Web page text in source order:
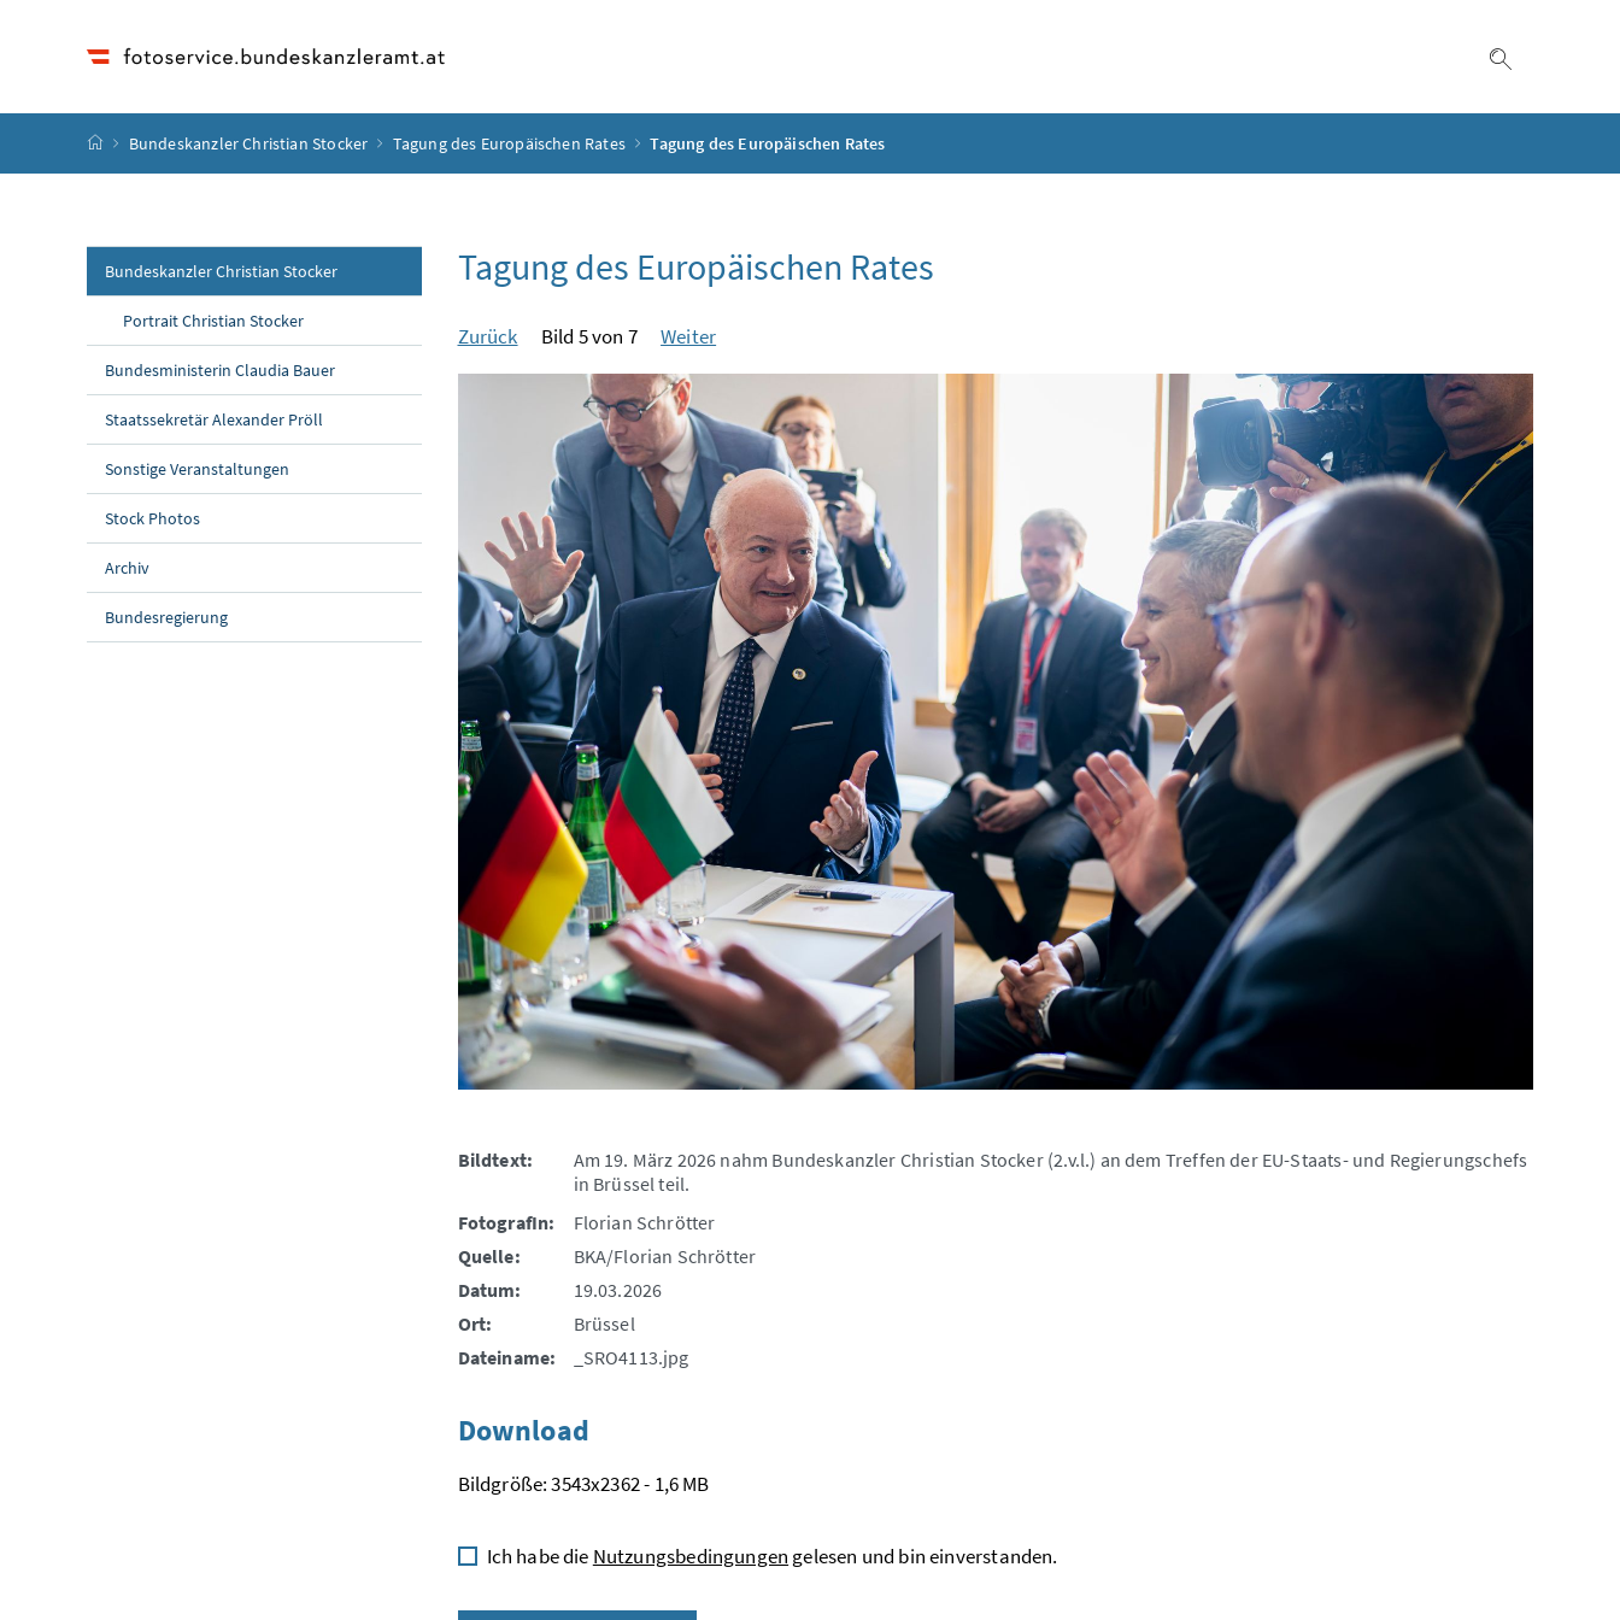
Startseite
Bundeskanzler Christian Stocker Tagung des Europäischen Rates Tagung des Europäischen Rates
Bundeskanzler Christian Stocker
Portrait Christian Stocker
Bundesministerin Claudia Bauer
Staatssekretär Alexander Pröll
Sonstige Veranstaltungen
Stock Photos
Archiv
Bundesregierung
Tagung des Europäischen Rates
Zurück Bild 5 von 7 Weiter
Bildtext:
Am 19. März 2026 nahm Bundeskanzler Christian Stocker (2.v.l.) an dem Treffen der EU-Staats- und Regierungschefs
in Brüssel teil.
FotografIn:
Florian Schrötter
Quelle:
BKA/Florian Schrötter
Datum:
19.03.2026
Ort:
Brüssel
Dateiname:
_SRO4113.jpg
Download
Bildgröße: 3543x2362 - 1,6 MB
Ich habe die Nutzungsbedingungen gelesen und bin einverstanden.